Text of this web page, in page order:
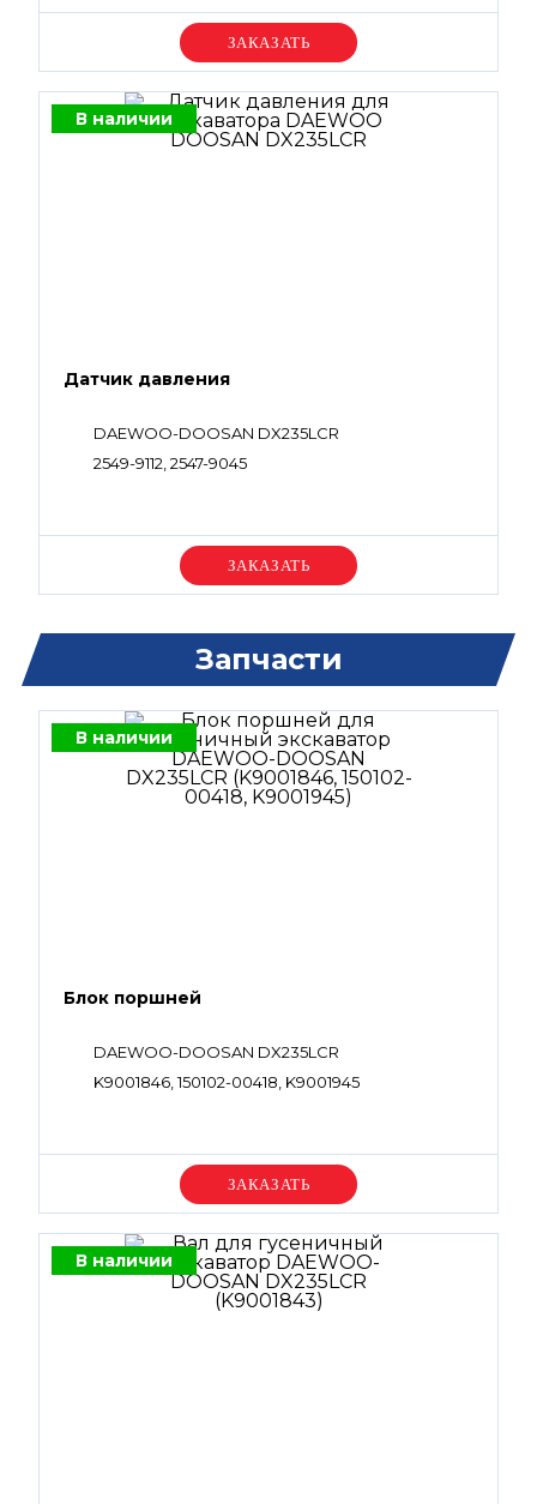
Уточняйте цену
В наличии
Датчик давления
DAEWOO-DOOSAN DX235LCR
2549-9112, 2547-9045
Уточняйте цену
Запчасти
В наличии
Блок поршней
DAEWOO-DOOSAN DX235LCR
K9001846, 150102-00418, K9001945
Уточняйте цену
В наличии